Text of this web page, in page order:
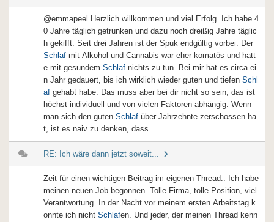
@emmapeel Herzlich willkommen und viel Erfolg. Ich habe 4
0 Jahre täglich getrunken und dazu noch dreißig Jahre täglic
h gekifft. Seit drei Jahren ist der Spuk endgültig vorbei. Der
Schlaf mit Alkohol und Cannabis war eher komatös und hatt
e mit gesundem Schlaf nichts zu tun. Bei mir hat es circa ei
n Jahr gedauert, bis ich wirklich wieder guten und tiefen Schl
af gehabt habe. Das muss aber bei dir nicht so sein, das ist
höchst individuell und von vielen Faktoren abhängig. Wenn
man sich den guten Schlaf über Jahrzehnte zerschossen ha
t, ist es naiv zu denken, dass ...
RE: Ich wäre dann jetzt soweit...
Zeit für einen wichtigen Beitrag im eigenen Thread.. Ich habe
meinen neuen Job begonnen. Tolle Firma, tolle Position, viel
Verantwortung. In der Nacht vor meinem ersten Arbeitstag k
onnte ich nicht Schlafen. Und jeder, der meinen Thread kenn